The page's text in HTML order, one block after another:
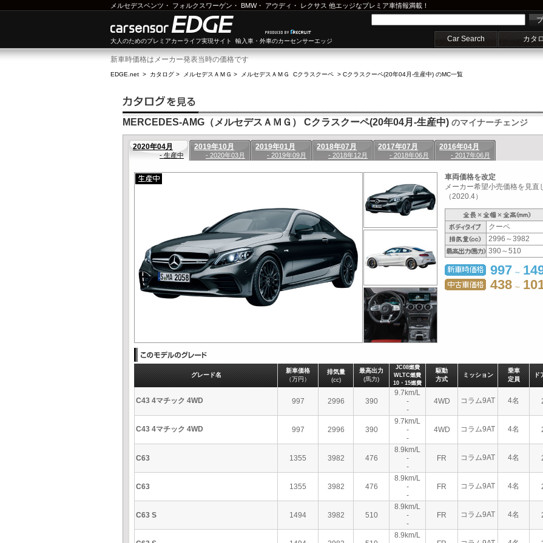
メルセデスベンツ ・ フォルクスワーゲン ・ BMW・ アウディ ・ レクサス 他エッジなプレミア車情報満載！
大人のためのプレミアカーライフ実現サイト 輸入車・外車のカーセンサーエッジ Car Search カタ
新車時価格はメーカー発表当時の価格です
EDGE.net > カタログ > メルセデスＡＭＧ > メルセデスＡＭＧ Cクラスクーペ > Cクラスクーペ(20年04月-生産中) のMC一覧
MERCEDES-AMG（メルセデスＡＭＧ） Cクラスクーペ(20年04月-生産中) のマイナーチェンジ
2020年04月
- 生産中
2019年10月
- 2020年03月
2019年01月
- 2019年09月
2018年07月
- 2018年12月
2017年07月
- 2018年06月
2016年04月
- 2017年06月
車両価格を改定
メーカー希望小売価格を見直
（2020.4）
クーペ
2996～3982
390～510
997 ～
438 ～
グレード名
新車価格
（万円）
排気量
(cc)
最高出力
(馬力)
JC08燃費
WLTC燃費
10・15燃費
駆動
方式
ミッション
乗車
定員
ド
C43 4マチック 4WD 997 2996 390
9.7km/L
-
-
4WD コラム9AT 4名
C43 4マチック 4WD 997 2996 390
9.7km/L
-
-
4WD コラム9AT 4名
C63 1355 3982 476
8.9km/L
-
-
FR コラム9AT 4名
C63 1355 3982 476
8.9km/L
-
-
FR コラム9AT 4名
C63 S 1494 3982 510
8.9km/L
-
-
FR コラム9AT 4名
8.9km/L